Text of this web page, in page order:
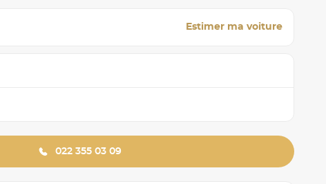
Estimer ma voiture
022 355 03 09